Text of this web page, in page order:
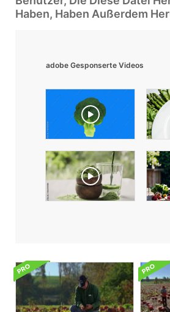
Haben, Haben Außerdem
adobe Gesponserte Videos